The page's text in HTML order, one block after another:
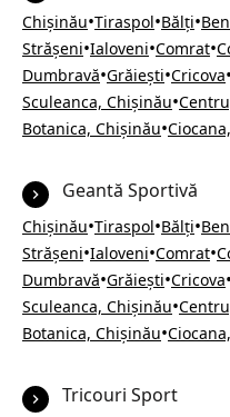
Chișinău•Tiraspol•Bălți•
Strășeni•Ialoveni•Comrat•
Dumbravă•Grăiești•Cricova•
Sculeanca, Chișinău•
Botanica, Chișinău•
Geantă Sportivă
Chișinău•Tiraspol•Bălți•
Strășeni•Ialoveni•Comrat•
Dumbravă•Grăiești•Cricova•
Sculeanca, Chișinău•
Botanica, Chișinău•
Tricouri Sport